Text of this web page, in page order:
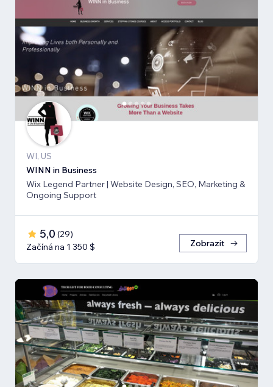
WI, US
WINN in Business
Wix Legend Partner | Website Design, SEO, Marketing &
Ongoing Support
5,0 (29)
Začíná na 1 350 $
Zobrazit